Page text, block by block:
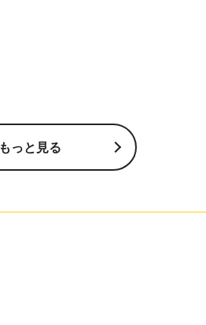
もっと見る